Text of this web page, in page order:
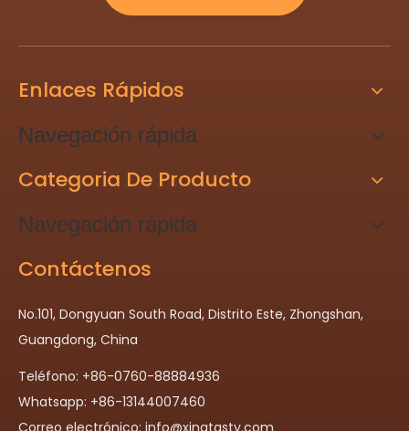
Enlaces Rápidos
Navegación rápida
Categoria De Producto
Navegación rápida
Contáctenos
No.101, Dongyuan South Road, Distrito Este, Zhongshan,
Guangdong, China
Teléfono: +86-0760-88884936
Whatsapp: +86-13144007460